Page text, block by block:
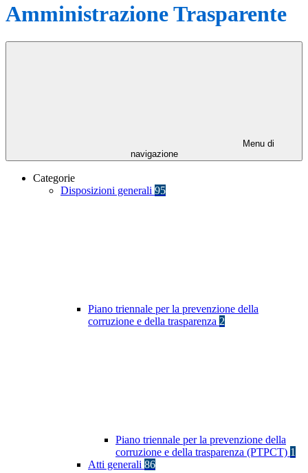
Amministrazione Trasparente
Menu di
navigazione
Categorie
Disposizioni generali 95
Piano triennale per la prevenzione della
corruzione e della trasparenza 2
Piano triennale per la prevenzione della
corruzione e della trasparenza (PTPCT) 1
Atti generali 86